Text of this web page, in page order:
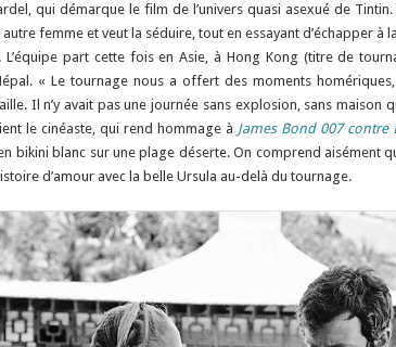
qui démarque le film de l’univers quasi asexué de
autre femme et veut la séduire, tout en essayant d’échapper à
L’équipe part cette fois en Asie, à Hong Kong (titre de
« Le tournage nous a offert des moments
Il n’y avait pas une journée sans explosion, sans maison
le cinéaste, qui rend hommage à James Bond 007 contre
bikini blanc sur une plage déserte. On comprend aisément
d’amour avec la belle Ursula au-delà du tournage.